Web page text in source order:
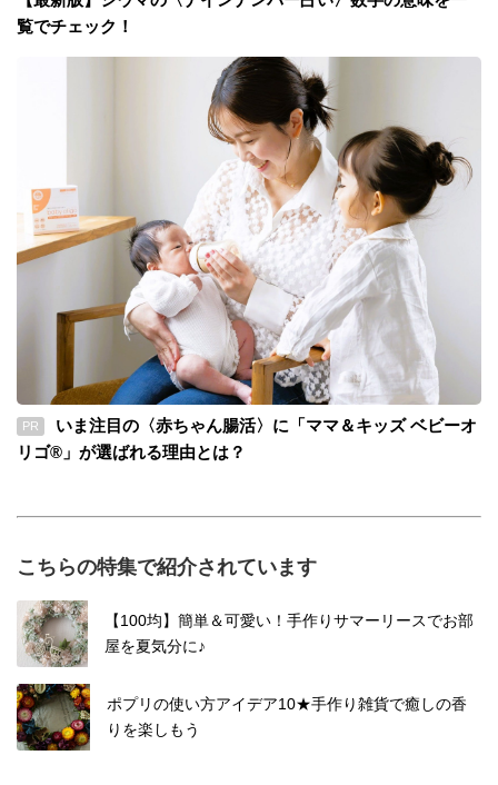
覧でチェック！
PR
いま注目の〈赤ちゃん腸活〉に「ママ＆キッズ ベビーオ
リゴ®」が選ばれる理由とは？
こちらの特集で紹介されています
【100均】簡単＆可愛い！手作りサマーリースでお部
屋を夏気分に♪
ポプリの使い方アイデア10★手作り雑貨で癒しの香
りを楽しもう